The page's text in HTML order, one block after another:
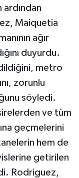
Maiquetia
ağır
duyurdu.
metro
zorunlu
söyledi.
ve tüm
geçmelerini
hem de
getirilen
Rodriguez,